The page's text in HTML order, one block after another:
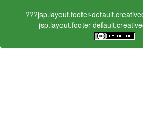
???jsp.layout.footer-
jsp.layout.footer-